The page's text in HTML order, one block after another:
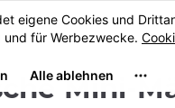
Mini-